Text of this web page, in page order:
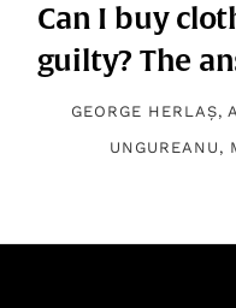
Can I buy
guilty? The
GEORGE HERLAȘ,
UNGUREANU ,